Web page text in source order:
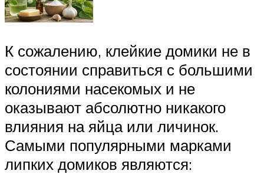
К сожалению, клейкие домики не в
состоянии справиться с большими
колониями насекомых и не
оказывают абсолютно никакого
влияния на яйца или личинок.
Самыми популярными марками
липких домиков являются: